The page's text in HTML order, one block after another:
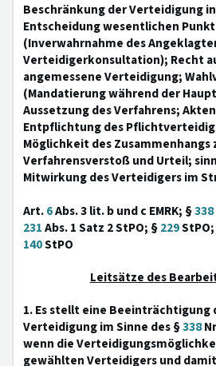
Beschränkung der Verteidigung
Entscheidung wesentlichen Punkt
(Inverwahrnahme des
Verteidigerkonsultation); Recht
angemessene Verteidigung;
(Mandatierung während der
Aussetzung des Verfahrens;
Entpflichtung des
Möglichkeit des Zusammenhangs
Verfahrensverstoß und Urteil;
Mitwirkung des Verteidigers im
Art.6Abs. 3 lit. b und c EMRK; §338
231Abs. 1 Satz 2 StPO; §229
140StPO
Leitsätze des
1. Es stellt eine Beeinträchtigung
Verteidigung im Sinne des §338
wenn die
gewählten Verteidigers und